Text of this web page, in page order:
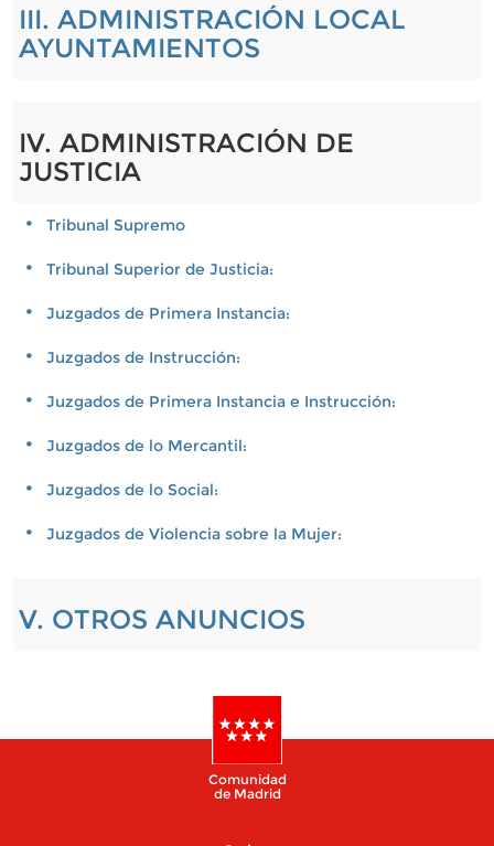
III. ADMINISTRACIÓN LOCAL
AYUNTAMIENTOS
IV. ADMINISTRACIÓN DE
JUSTICIA
Tribunal Supremo
Tribunal Superior de Justicia:
Juzgados de Primera Instancia:
Juzgados de Instrucción:
Juzgados de Primera Instancia e Instrucción:
Juzgados de lo Mercantil:
Juzgados de lo Social:
Juzgados de Violencia sobre la Mujer:
V. OTROS ANUNCIOS
Comunidad
de Madrid